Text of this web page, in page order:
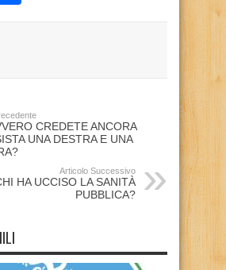
CREDETE ANCORA
UNA DESTRA E UNA
Articolo Successivo
HA UCCISO LA SANITÀ
PUBBLICA?